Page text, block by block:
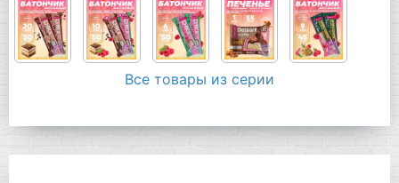
Все товары из серии